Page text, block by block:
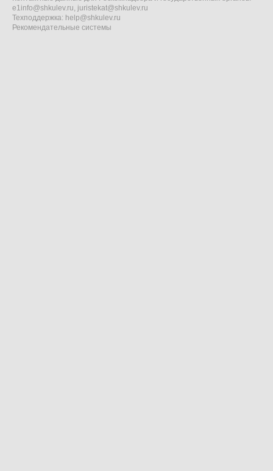
e1info@shkulev.ru, juristekat@shkulev.ru
Техподдержка: help@shkulev.ru
Рекомендательные системы